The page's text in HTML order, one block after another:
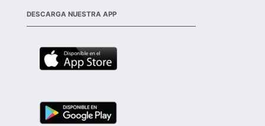
DESCARGA NUESTRA APP